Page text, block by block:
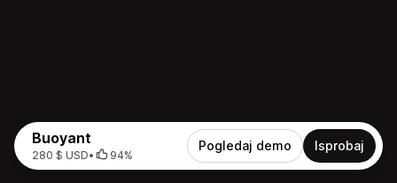
Buoyant
280 $ USD• 94%
Pogledaj demo Isprobaj